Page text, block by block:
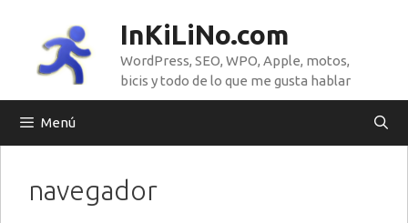
contenido
InKiLiNo.com
WordPress, SEO, WPO, Apple, motos,
bicis y todo de lo que me gusta hablar
Menú
navegador